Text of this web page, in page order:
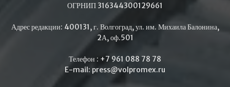
ОГРНИП 316344300129661
Адрес редакции: 400131, г. Волгоград, ул. им. Михаила Балонина,
2А, оф.501
Телефон : +7 961 088 78 78
E-mail: press@volpromex.ru